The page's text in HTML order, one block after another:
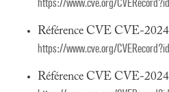
https://www.cve.org/
Référence CVE CVE-
https://www.cve.org/
Référence CVE CVE-